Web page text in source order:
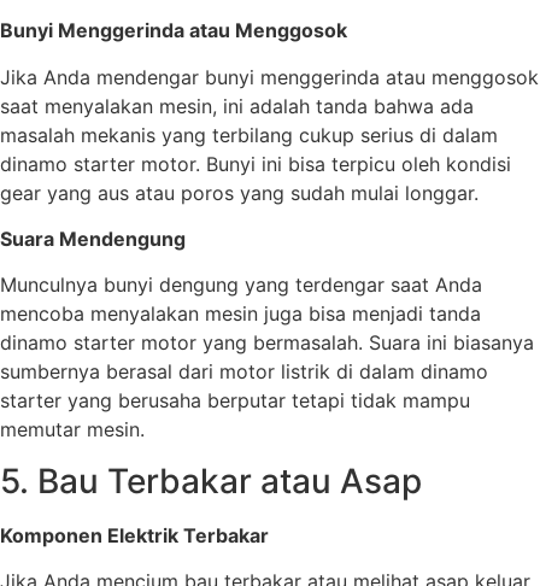
Bunyi Menggerinda atau Menggosok
Jika Anda mendengar bunyi menggerinda atau menggosok
saat menyalakan mesin, ini adalah tanda bahwa ada
masalah mekanis yang terbilang cukup serius di dalam
dinamo starter motor. Bunyi ini bisa terpicu oleh kondisi
gear yang aus atau poros yang sudah mulai longgar.
Suara Mendengung
Munculnya bunyi dengung yang terdengar saat Anda
mencoba menyalakan mesin juga bisa menjadi tanda
dinamo starter motor yang bermasalah. Suara ini biasanya
sumbernya berasal dari motor listrik di dalam dinamo
starter yang berusaha berputar tetapi tidak mampu
memutar mesin.
5. Bau Terbakar atau Asap
Komponen Elektrik Terbakar